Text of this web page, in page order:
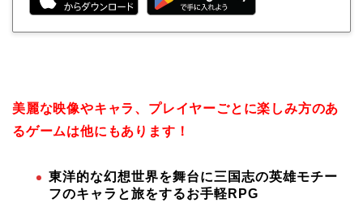
美麗な映像やキャラ、プレイヤーごとに楽しみ方のあ
るゲームは他にもあります！
東洋的な幻想世界を舞台に三国志の英雄モチー
フのキャラと旅をするお手軽RPG